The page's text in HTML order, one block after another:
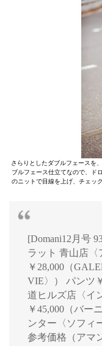
さらりとしたダブルフェースを
ブルフェース仕立てなので、ド
のニットで目線を上げ、チェッ
[Domani12月号
ラット 青山店〈
￥28,000（
VIE〉） パンツ
道ヒルズ店〈イ
￥45,000（バー
ンター〈ソフィ
参考価格（アマ